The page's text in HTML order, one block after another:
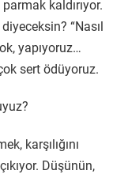
kaldırıyor.
“Nasıl
yapıyoruz…
sert ödüyoruz.
karşılığını
Düşünün,